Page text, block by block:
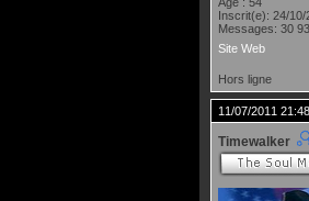
Inscrit(e): 24/10/
Messages: 30
Site Web
Hors ligne
11/07/2011
Timewalker